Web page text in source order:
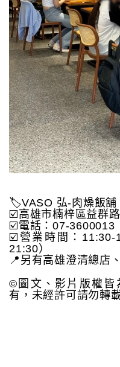
🏷️VASO 弘-肉燥飯舖
☑️高雄市楠梓區益群
☑️電話：07-3600013
☑️營業時間：11:30-
21:30）
📍另有高雄澄清總店
©️圖文、影片版權皆
有，未經許可請勿轉